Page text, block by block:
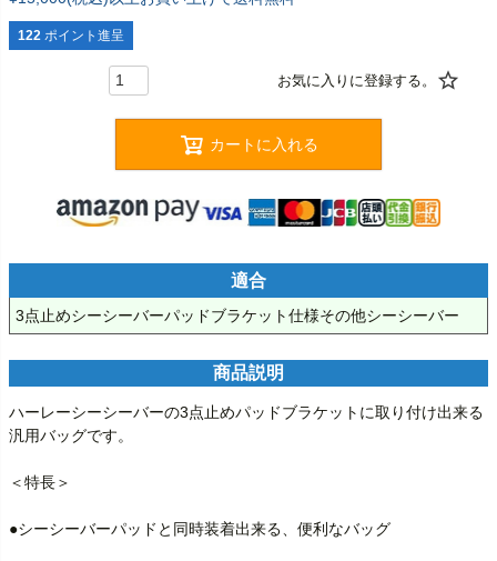
122 ポイント進呈
カートに入れる
適合
3点止めシーシーバーパッドブラケット仕様その他シーシーバー
商品説明
ハーレーシーシーバーの3点止めパッドブラケットに取り付け出来る
汎用バッグです。
＜特長＞
●シーシーバーパッドと同時装着出来る、便利なバッグ